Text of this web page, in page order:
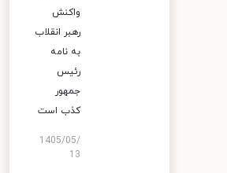
واکنش
رهبر انقلاب
به نامه
رئیس
جمهور
کذب است
1405/05/
13